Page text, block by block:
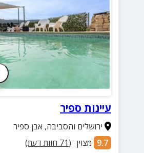
עיינות ספיר
ירושלים והסביבה, אבן ספיר
9.7 מצוין (
71 חוות דעת)